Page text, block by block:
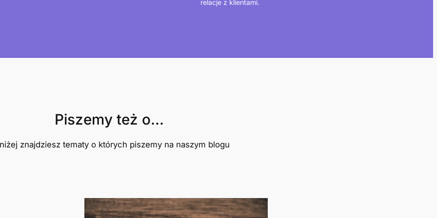
relacje z klientami.
Piszemy też o…
znajdziesz tematy o których piszemy na naszym blogu